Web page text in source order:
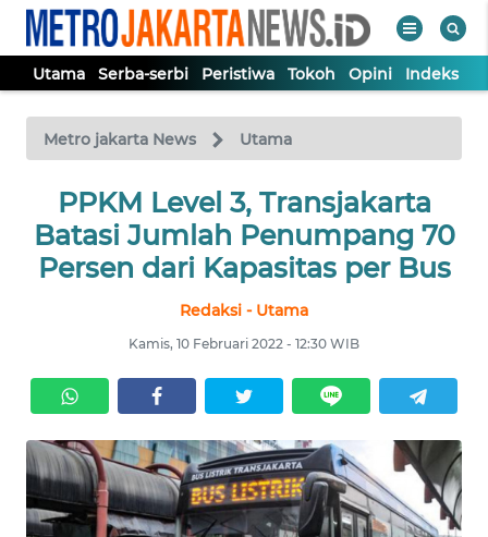
Utama Serba-serbi Peristiwa Tokoh Opini Indeks
Metro jakarta News Utama
PPKM Level 3, Transjakarta
Batasi Jumlah Penumpang 70
Persen dari Kapasitas per Bus
Redaksi - Utama
Kamis, 10 Februari 2022 - 12:30 WIB
TV
Tutup
UTAMA
SERBA-
SERBI
TOKOH
OPINI
Informasi